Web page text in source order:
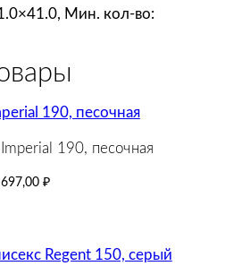
Мин. кол-во:
190, песочная
697,00 ₽